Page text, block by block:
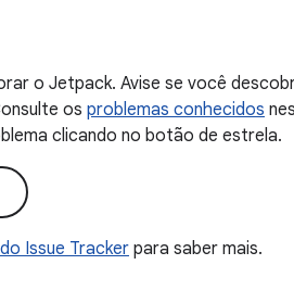
o Jetpack. Avise se você
os problemas conhecidos
clicando no botão de estrela.
Issue Trackerpara saber mais.